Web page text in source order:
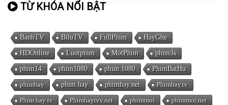
TỪ KHÓA NỔI BẬT
BanhTV BiluTV FullPhim HayGhe
HDOnline Luotphim MotPhim phim3s
phim14 phim1080 phim 1080 PhimBatHu
phimhay phim hay phimhay.net Phimhay.tv
Phim hay tv Phimhaytvv.net phimmoi phimmoi.net